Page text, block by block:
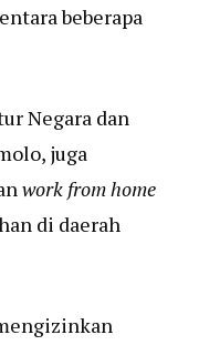
beberapa
Negara dan
juga
work from home
di daerah